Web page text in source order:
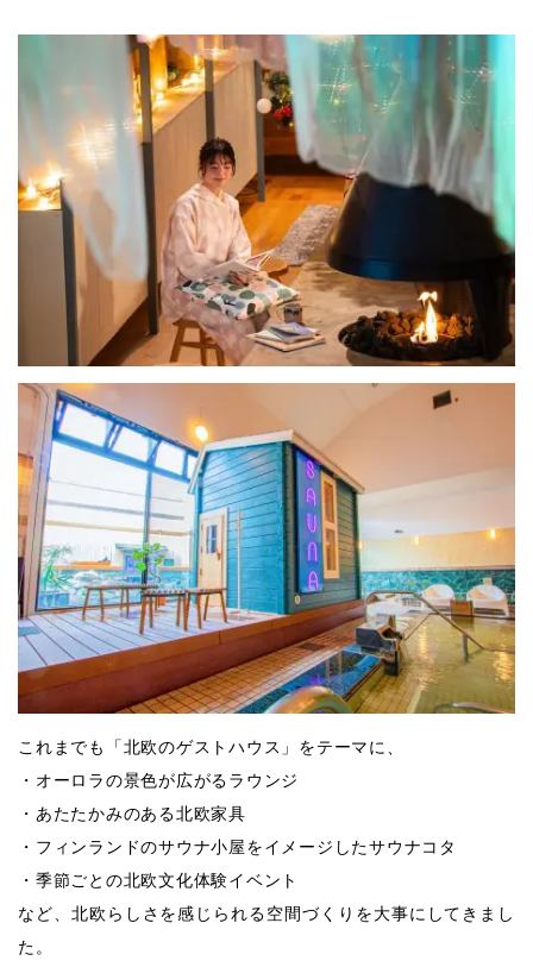
これまでも「北欧のゲストハウス」をテーマに、
・オーロラの景色が広がるラウンジ
・あたたかみのある北欧家具
・フィンランドのサウナ小屋をイメージしたサウナコタ
・季節ごとの北欧文化体験イベント
など、北欧らしさを感じられる空間づくりを大事にしてきまし
た。